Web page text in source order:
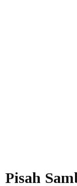
Pisah